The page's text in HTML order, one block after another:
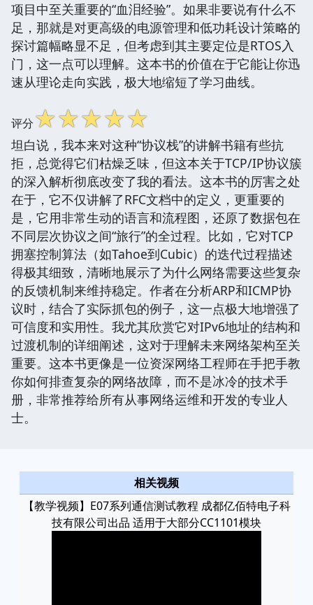
项目中至关重要的“血泪经验”。如果非要说有什么不
足，那就是对更高级的电源管理和低功耗设计策略的
探讨篇幅略显不足，但考虑到其主要定位是RTOS入
门，这一点可以理解。这本书的价值在于它能让你迅
速从理论走向实践，极大地缩短了学习曲线。
评分☆☆☆☆☆
坦白说，我本来对这种“协议栈”的讲解书籍有些抗
拒，总觉得它们枯燥乏味，但这本关于TCP/IP协议簇
的深入解析彻底改变了我的看法。这本书的厉害之处
在于，它不仅讲解了RFC文档中的定义，更重要的
是，它用非常生动的语言和流程图，还原了数据包在
不同层次协议之间“旅行”的全过程。比如，它对TCP
拥塞控制算法（如Tahoe到Cubic）的迭代过程描述
得极其细致，清晰地展示了为什么网络需要这些复杂
的反馈机制来维持稳定。作者在分析ARP和ICMP协
议时，结合了实际抓包的例子，这一点极大地增强了
可信度和实用性。我尤其欣赏它对IPv6地址的结构和
过渡机制的详细阐述，这对于理解未来网络架构至关
重要。这本书更像是一位资深网络工程师在手把手教
你如何排查复杂的网络故障，而不是冰冷的技术手
册，非常推荐给所有从事网络运维和开发的专业人
士。
相关视频
【教学视频】E07系列通信测试教程 成都亿佰特电子科
技有限公司出品 适用于大部分CC1101模块